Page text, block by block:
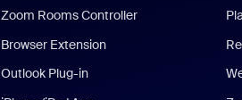
Zoom Rooms Controller
Browser Extension
Outlook Plug-in